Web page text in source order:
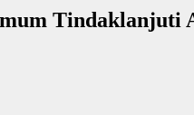
Tindaklanjuti